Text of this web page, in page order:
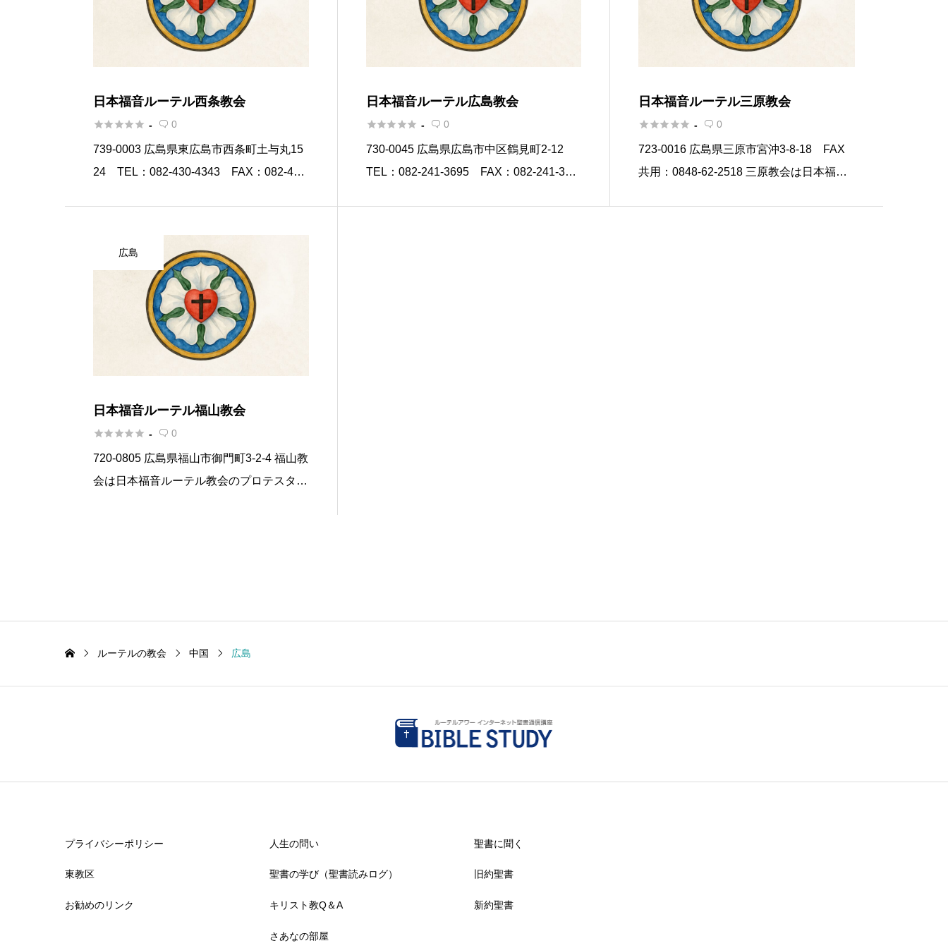
日本福音ルーテル西条教会
 -  0
739-0003 広島県東広島市西条町土与丸15
24 TEL：082-430-4343 FAX：082-422
日本福音ルーテル広島教会
 -  0
730-0045 広島県広島市中区鶴見町2-12
TEL：082-241-3695 FAX：082-241-371
日本福音ルーテル三原教会
 -  0
723-0016 広島県三原市宮沖3-8-18 FAX
共用：0848-62-2518 三原教会は日本福音
広島
日本福音ルーテル福山教会
 -  0
720-0805 広島県福山市御門町3-2-4 福山教
会は日本福音ルーテル教会のプロテスタン
ルーテルの教会 中国 広島
プライバシーポリシー
東教区
お勧めのリンク
人生の問い
聖書の学び（聖書読みログ）
キリスト教Q＆A
さあなの部屋
聖書に聞く
旧約聖書
新約聖書